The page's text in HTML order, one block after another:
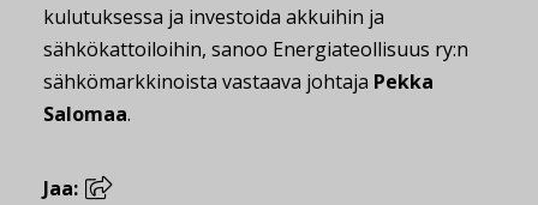
kulutuksessa ja investoida akkuihin ja
sähkökattoiloihin, sanoo Energiateollisuus ry:n
sähkömarkkinoista vastaava johtaja Pekka
Salomaa.
Jaa: